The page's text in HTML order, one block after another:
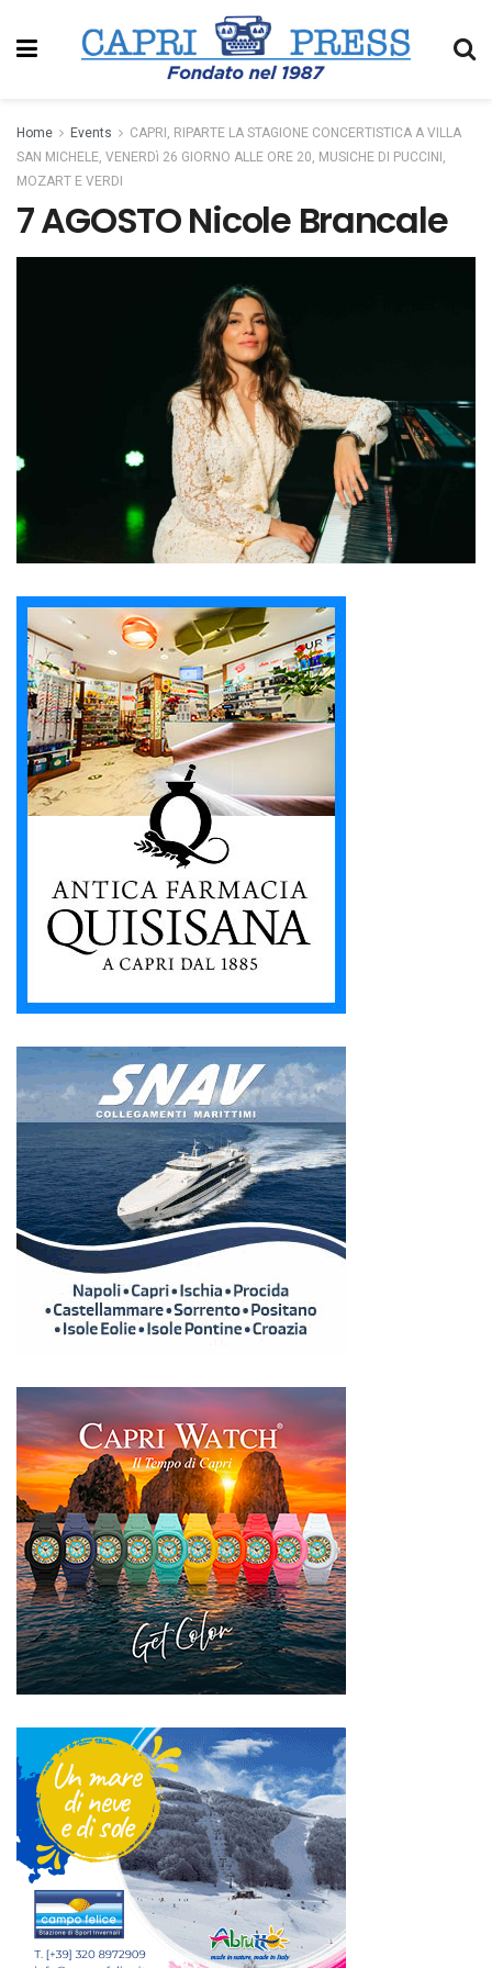
Home Events
CAPRI, RIPARTE LA STAGIONE CONCERTISTICA A VILLA
SAN MICHELE, VENERDì 26 GIORNO ALLE ORE 20, MUSICHE DI PUCCINI,
MOZART E VERDI
7 AGOSTO Nicole Brancale